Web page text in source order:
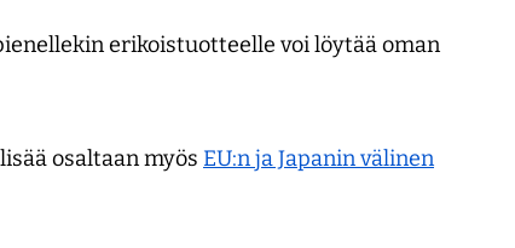
erikoistuotteelle voi löytää oman
osaltaan myös EU:n ja Japanin välinen